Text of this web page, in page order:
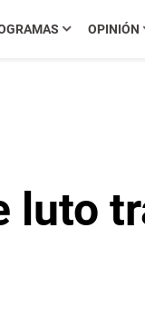
OPINIÓN
luto